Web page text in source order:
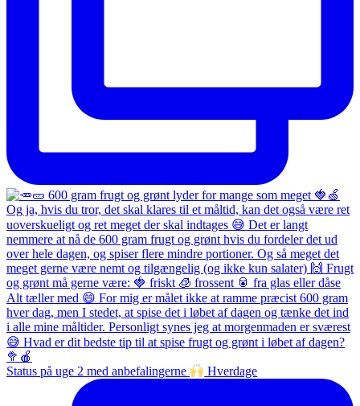
Status på uge 2 med anbefalingerne Hverdage